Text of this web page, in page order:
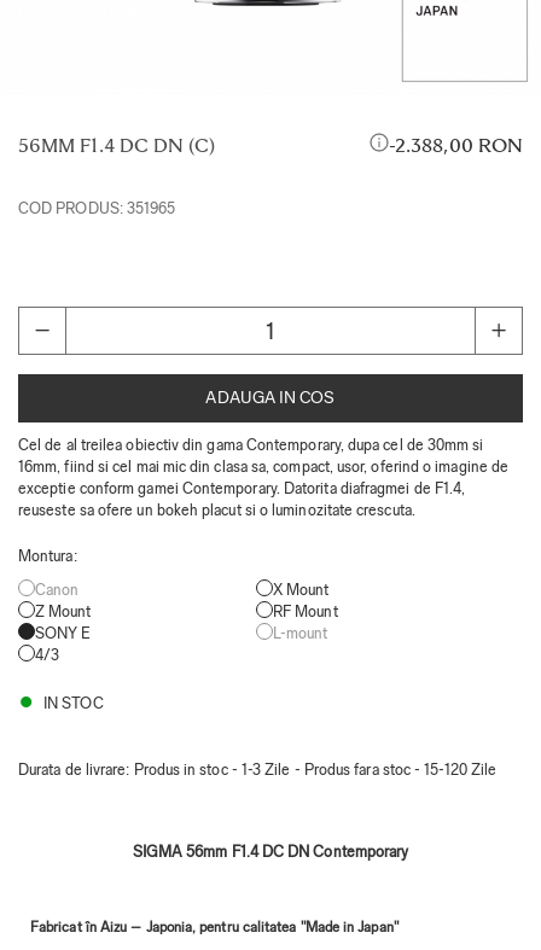
56MM F1.4 DC DN (C) 2.388,00 RON
COD PRODUS: 351965
Cel de al treilea obiectiv din gama Contemporary, dupa cel de 30mm si
16mm, fiind si cel mai mic din clasa sa, compact, usor, oferind o imagine de
exceptie conform gamei Contemporary. Datorita diafragmei de F1.4,
reuseste sa ofere un bokeh placut si o luminozitate crescuta.
Montura:
Canon
X Mount
Z Mount
RF Mount
SONY E
L-mount
4/3
IN STOC
Durata de livrare: Produs in stoc - 1-3 Zile - Produs fara stoc - 15-120 Zile
ADAUGA IN COS
SIGMA 56mm F1.4 DC DN Contemporary
Fabricat în Aizu – Japonia, pentru calitatea "Made in Japan"